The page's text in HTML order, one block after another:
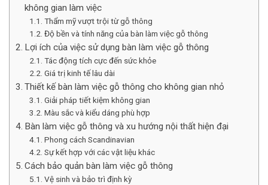
không gian làm việc
Thẩm mỹ vượt trội từ gỗ thông
Độ bền và tính năng của bàn làm việc gỗ thông
Lợi ích của việc sử dụng bàn làm việc gỗ thông
Tác động tích cực đến sức khỏe
Giá trị kinh tế lâu dài
Thiết kế bàn làm việc gỗ thông cho không gian nhỏ
Giải pháp tiết kiệm không gian
Màu sắc và kiểu dáng phù hợp
Bàn làm việc gỗ thông và xu hướng nội thất hiện đại
Phong cách Scandinavian
Sự kết hợp với các vật liệu khác
Cách bảo quản bàn làm việc gỗ thông
Vệ sinh và bảo trì định kỳ